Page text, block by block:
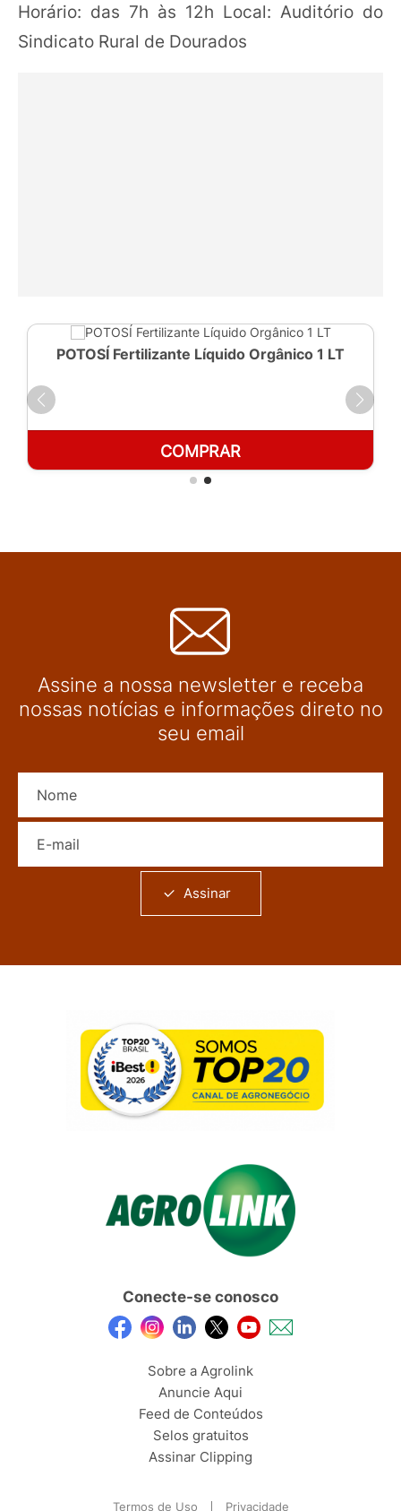
Horário: das 7h às 12h Local: Auditório do
Sindicato Rural de Dourados
POTOSÍ Fertilizante Líquido Orgânico 1 LT
COMPRAR
Assine a nossa newsletter e receba
nossas notícias e informações direto no
seu email
Assinar
Conecte-se conosco
Sobre a Agrolink
Anuncie Aqui
Feed de Conteúdos
Selos gratuitos
Assinar Clipping
Termos de Uso Privacidade